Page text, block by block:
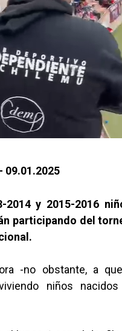
09.01.2025
2014 y 2015-2016
participando del
-no obstante, a
niños